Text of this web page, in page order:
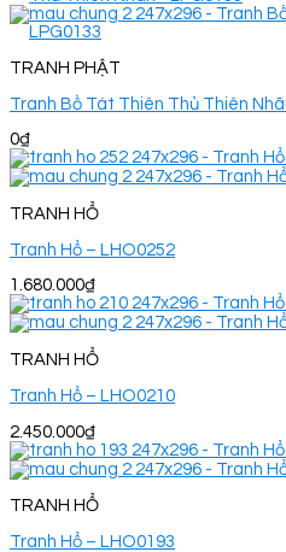
TRANH PHẬT
Tranh Bồ Tát Thiên Thủ Thiên
0₫
TRANH HỔ
Tranh Hổ – LHO0252
1.680.000₫
TRANH HỔ
Tranh Hổ – LHO0210
2.450.000₫
TRANH HỔ
Tranh Hổ – LHO0193